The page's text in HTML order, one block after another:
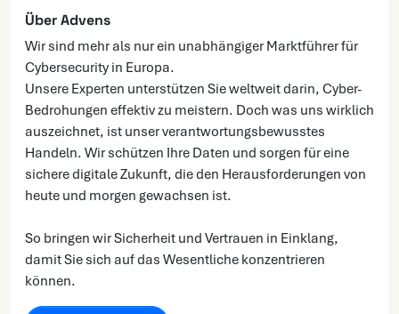
Über Advens
Wir sind mehr als nur ein unabhängiger Marktführer für
Cybersecurity in Europa.
Unsere Experten unterstützen Sie weltweit darin, Cyber-
Bedrohungen effektiv zu meistern. Doch was uns wirklich
auszeichnet, ist unser verantwortungsbewusstes
Handeln. Wir schützen Ihre Daten und sorgen für eine
sichere digitale Zukunft, die den Herausforderungen von
heute und morgen gewachsen ist.
So bringen wir Sicherheit und Vertrauen in Einklang,
damit Sie sich auf das Wesentliche konzentrieren
können.